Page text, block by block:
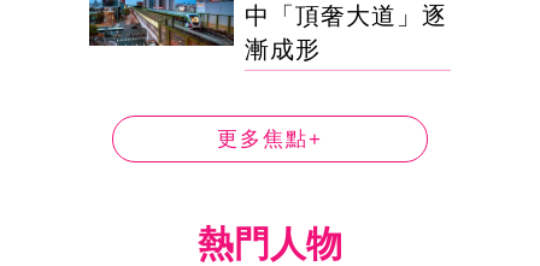
中「頂奢大道」逐
漸成形
更多焦點+
熱門人物